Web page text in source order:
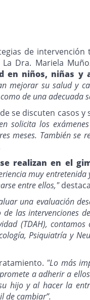
de intervención
Dra. Mariela
en niños, niñas y
mejorar su salud y
de una adecuada
se discuten casos
solicita los
meses. También se
realizan en el
muy
entre ellos,"
una evaluación
las intervenciones
(TDAH),
Psiquiatría y
"Lo más
a adherir a
hijo y al hacer la
de cambiar”.